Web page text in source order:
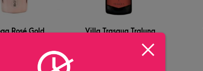
Rosé Gold
Villa Trasqua Traluna